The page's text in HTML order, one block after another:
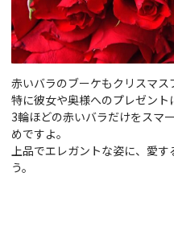
赤いバラのブーケもクリスマス
特に彼女や奥様へのプレゼント
3輪ほどの赤いバラだけをスマ
めですよ。
上品でエレガントな姿に、愛
う。